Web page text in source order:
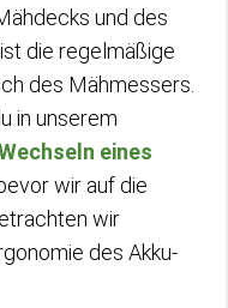
und des
die regelmäßige
des Mähmessers.
in unserem
eines
wir auf die
wir
des Akku-